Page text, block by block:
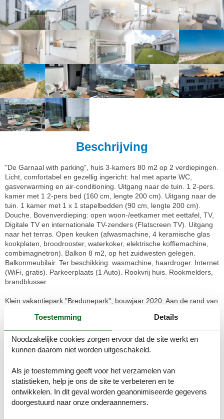
Beschrijving
"De Garnaal with parking", huis 3-kamers 80 m2 op 2 verdiepingen.
Licht, comfortabel en gezellig ingericht: hal met aparte WC,
gasverwarming en air-conditioning. Uitgang naar de tuin. 1 2-pers.
kamer met 1 2-pers bed (160 cm, lengte 200 cm). Uitgang naar de
tuin. 1 kamer met 1 x 1 stapelbedden (90 cm, lengte 200 cm).
Douche. Bovenverdieping: open woon-/eetkamer met eettafel, TV,
Digitale TV en internationale TV-zenders (Flatscreen TV). Uitgang
naar het terras. Open keuken (afwasmachine, 4 keramische glas
kookplaten, broodrooster, waterkoker, elektrische koffiemachine,
combimagnetron). Balkon 8 m2, op het zuidwesten gelegen.
Balkonmeubilair. Ter beschikking: wasmachine, haardroger. Internet
(WiFi, gratis). Parkeerplaats (1 Auto). Rookvrij huis. Rookmelders,
brandblusser.
Klein vakantiepark "Bredunepark", bouwjaar 2020. Aan de rand van
van het strand. Voor medegebruik: tuin (omheind) met gazon. In
het huis: bergruimte voor fietsen. Supermarkt 2 km, winkelcentrum
6 km, restaurant 800 m, bar 30 m, bakkerij 400 m, fietsverhuur 2
km, tramhalte "De Lijn 'Renbaan'" 550 m, bushalte "De Lijn" 90 m,
700 m. Golfterrein (18 holes) 3 km, surfschool 3 km, midgetgolf 2
km. Attracties in de buurt: Fort Napoleon 4.6 km, Familiepark 'De
Sierk' 2.5 km, Sealife Blankenberge 14 km, Plopsaland De Panne
43 km, Oostende 7 km, Brugge 20 km. Wandelgebied Duinpanpad
6 km, Spuikompad 10 km, Landerijenpad 12 km. De eigenaar
Toestemming Details
Noodzakelijke cookies zorgen ervoor dat de site werkt en
kunnen daarom niet worden uitgeschakeld.
Als je toestemming geeft voor het verzamelen van
statistieken, help je ons de site te verbeteren en te
ontwikkelen. In dit geval worden geanonimiseerde gegevens
doorgestuurd naar onze onderaannemers.